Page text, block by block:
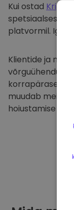
Kui ostad
spetsiaalsesse
platvormil. Iga
Klientide ja
korrapäraseid
muudab meie
hoiustamise